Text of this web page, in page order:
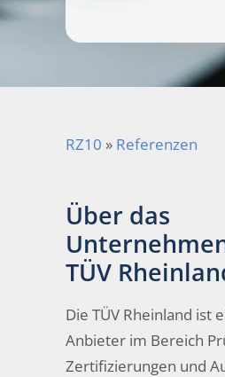
RZ10 » Referenzen
Über das
TÜV
Die TÜV Rheinland ist
Anbieter im Bereich
Zertifizierungen und